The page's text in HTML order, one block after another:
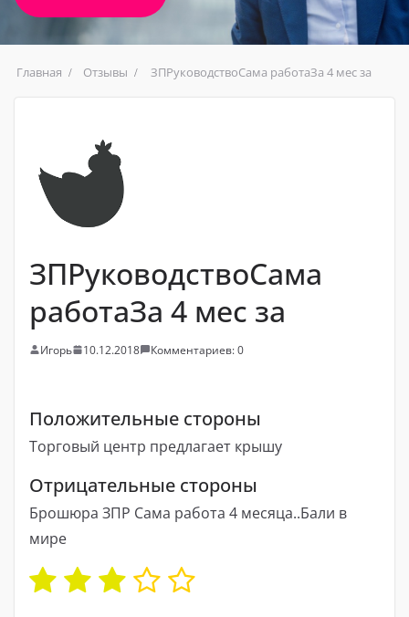
Главная Отзывы ЗПРуководствоСама работаЗа 4 мес за
ЗПРуководствоСама
работаЗа 4 мес за
Игорь 10.12.2018 Комментариев: 0
Положительные стороны
Торговый центр предлагает крышу
Отрицательные стороны
Брошюра ЗПР Сама работа 4 месяца..Бали в
мире